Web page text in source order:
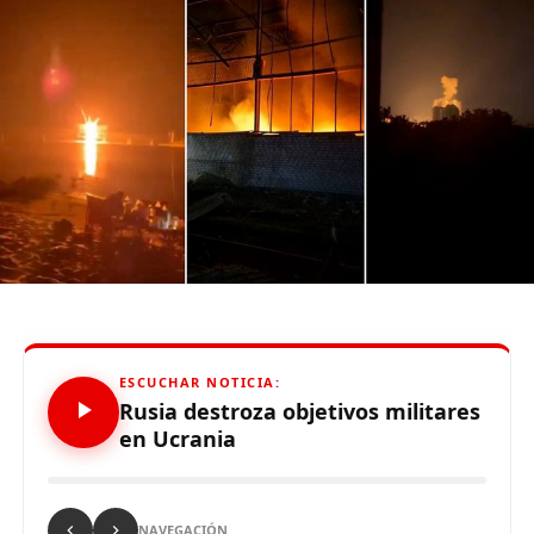
Mantente informado con Limaaldia.pe
Comparte esto:
ESCUCHAR NOTICIA:
Rusia destroza objetivos militares
en Ucrania
NAVEGACIÓN